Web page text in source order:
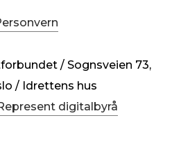
/ Sognsveien 73,
/ Idrettens hus
digitalbyrå